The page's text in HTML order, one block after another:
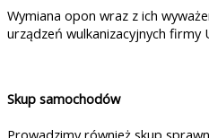
Wymiana opon wraz z ich
urządzeń wulkanizacyjnych firmy
Skup samochodów
Prowadzimy również skup